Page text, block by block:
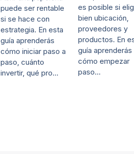
puede ser rentable
si se hace con
estrategia. En esta
guía aprenderás
cómo iniciar paso a
paso, cuánto
invertir, qué pro…
es posible si
bien ubicación,
proveedores y
productos. En
guía aprenderás
cómo empezar
paso…